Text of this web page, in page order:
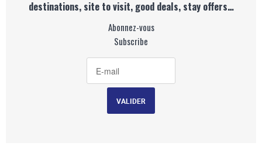
destinations, site to visit, good deals, stay offers…
Abonnez-vous
Subscribe